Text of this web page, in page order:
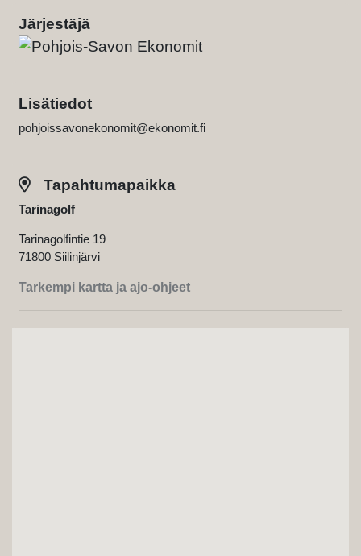
Järjestäjä
Lisätiedot
pohjoissavonekonomit@ekonomit.fi
Tapahtumapaikka
Tarinagolf
Tarinagolfintie 19
71800 Siilinjärvi
Tarkempi kartta ja ajo-ohjeet